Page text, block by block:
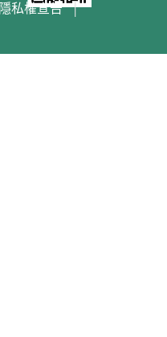
隱私權宣告 │